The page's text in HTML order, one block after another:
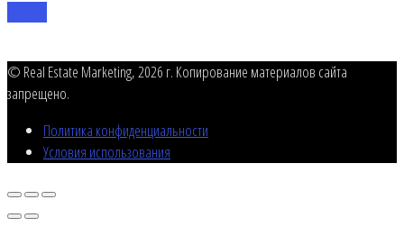
© Real Estate Marketing, 2026 г. Копирование материалов сайта
запрещено.
Политика конфиденциальности
Условия использования